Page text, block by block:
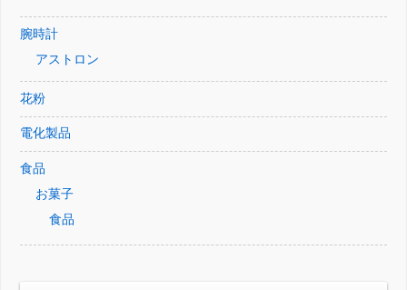
腕時計
アストロン
花粉
電化製品
食品
お菓子
食品